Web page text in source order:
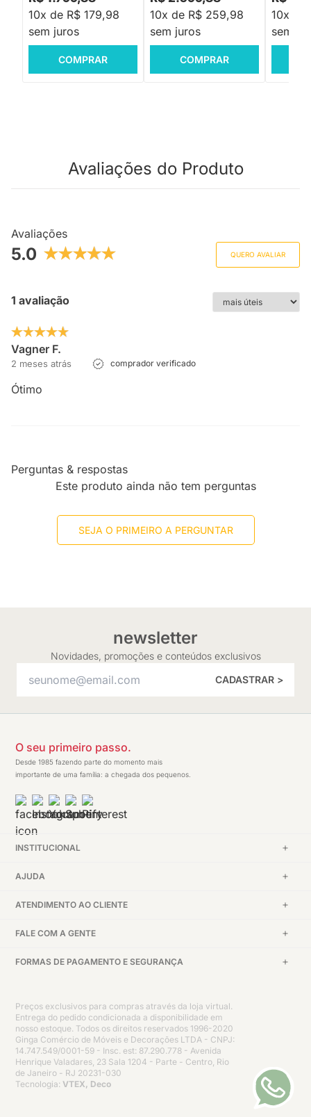
10x de R$ 179,98
sem juros
COMPRAR
10x de R$ 259,98
sem juros
COMPRAR
10x de
sem
Avaliações do Produto
Avaliações
5.0 QUERO AVALIAR
1 avaliação
Vagner F.
2 meses atrás comprador verificado
Ótimo
Perguntas & respostas
Este produto ainda não tem perguntas
SEJA O PRIMEIRO A PERGUNTAR
newsletter
Novidades, promoções e conteúdos exclusivos
CADASTRAR >
O seu primeiro passo.
Desde 1985 fazendo parte do momento mais
importante de uma família: a chegada dos pequenos.
INSTITUCIONAL
AJUDA
ATENDIMENTO AO CLIENTE
FALE COM A GENTE
FORMAS DE PAGAMENTO E SEGURANÇA
Preços exclusivos para compras através da loja virtual.
Entrega do pedido condicionada a disponibilidade em
nosso estoque. Todos os direitos reservados 1996-2020
Ginga Comércio de Móveis e Decorações LTDA - CNPJ:
14.747.549/0001-59 - Insc. est: 87.290.778 - Avenida
Henrique Valadares, 23 Sala 1204 - Parte - Centro, Rio
de Janeiro - RJ 20231-030
Tecnologia: VTEX, Deco